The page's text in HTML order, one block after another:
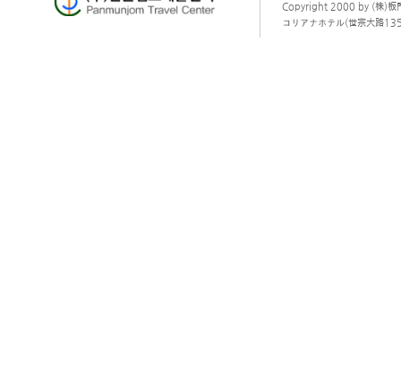
Copyright 2000 by (株)板
コリアナホテル(世宗大路